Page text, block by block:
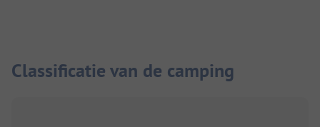
Classificatie van de camping